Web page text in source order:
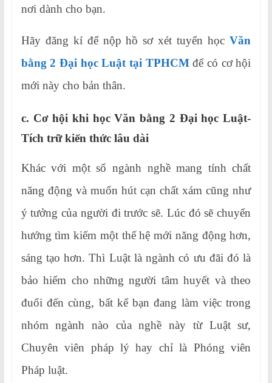
nơi dành cho bạn.
Hãy đăng kí để nộp hồ sơ xét tuyển họcVăn
bằng 2 Đại học Luật tại TPHCMđể có cơ hội
mới này cho bản thân.
c. Cơ hội khi học Văn bằng 2 Đại học Luật-
Tích trữ kiến thức lâu dài
Khác với một số ngành nghề mang tính chất
năng động và muốn hút cạn chất xám cũng như
ý tưởng của người đi trước sẽ. Lúc đó sẽ chuyển
hướng tìm kiếm một thế hệ mới năng động hơn,
sáng tạo hơn. Thì Luật là ngành có ưu đãi đó là
bảo hiểm cho những người tâm huyết và theo
đuổi đến cùng, bất kể bạn đang làm việc trong
nhóm ngành nào của nghề này từ Luật sư,
Chuyên viên pháp lý hay chỉ là Phóng viên
Pháp luật.